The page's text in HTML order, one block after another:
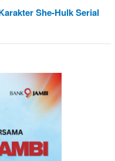
She-Hulk Serial